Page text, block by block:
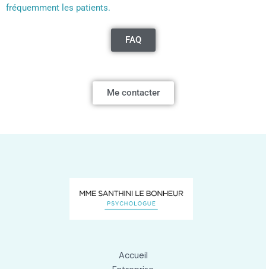
fréquemment les patients.
FAQ
Me contacter
Accueil